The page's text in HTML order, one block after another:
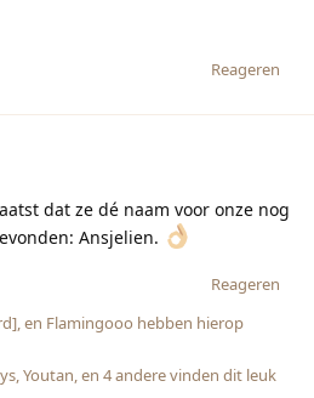
Reageren
dat ze dé naam voor onze nog
Ansjelien.
Reageren
, en Flamingooo hebben hierop
,Youtan, en 4anderevinden dit leuk